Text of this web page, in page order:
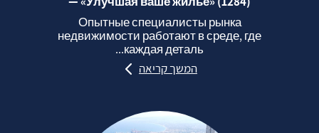
Опытные специалисты рынка
недвижимости работают в среде, где
каждая деталь...
המשך קריאה